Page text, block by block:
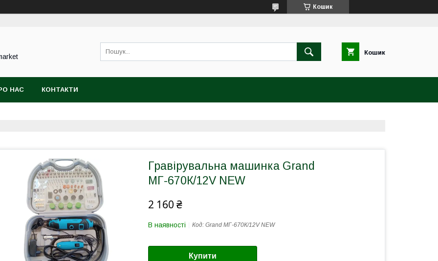
Кошик
Кошик
НАС КОНТАКТИ
Гравірувальна машинка Grand
МГ-670К/12V NEW
2 160 ₴
В наявності Код: Grand МГ-670К/12V NEW
Купити